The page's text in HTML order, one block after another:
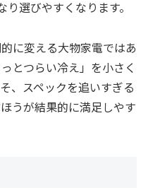
選びやすくなります。
に変える大物家電ではあ
とつらい冷え」を小さく
、スペックを追いすぎる
うが結果的に満足しやす